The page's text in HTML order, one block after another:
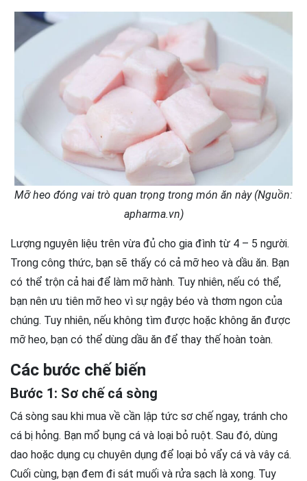
Mỡ heo đóng vai trò quan trọng trong món ăn này (Nguồn:
apharma.vn)
Lượng nguyên liệu trên vừa đủ cho gia đình từ 4 – 5 người.
Trong công thức, bạn sẽ thấy có cả mỡ heo và dầu ăn. Bạn
có thể trộn cả hai để làm mỡ hành. Tuy nhiên, nếu có thể,
bạn nên ưu tiên mỡ heo vì sự ngậy béo và thơm ngon của
chúng. Tuy nhiên, nếu không tìm được hoặc không ăn được
mỡ heo, bạn có thể dùng dầu ăn để thay thế hoàn toàn.
Các bước chế biến
Bước 1: Sơ chế cá sòng
Cá sòng sau khi mua về cần lập tức sơ chế ngay, tránh cho
cá bị hỏng. Bạn mổ bụng cá và loại bỏ ruột. Sau đó, dùng
dao hoặc dụng cụ chuyên dụng để loại bỏ vẩy cá và vây cá.
Cuối cùng, bạn đem đi sát muối và rửa sạch là xong. Tuy